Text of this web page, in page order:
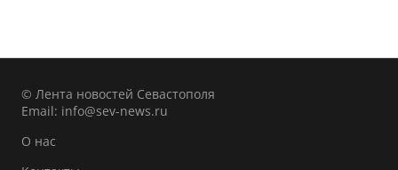
© Лента новостей Севастополя
Email: info@sev-news.ru
О нас